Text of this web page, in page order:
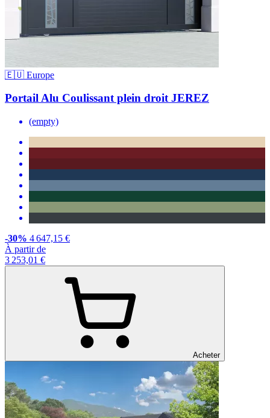
🇪🇺 Europe
Portail Alu Coulissant plein droit JEREZ
(empty)
-30% 4 647,15 €
À partir de
3 253,01 €
Acheter